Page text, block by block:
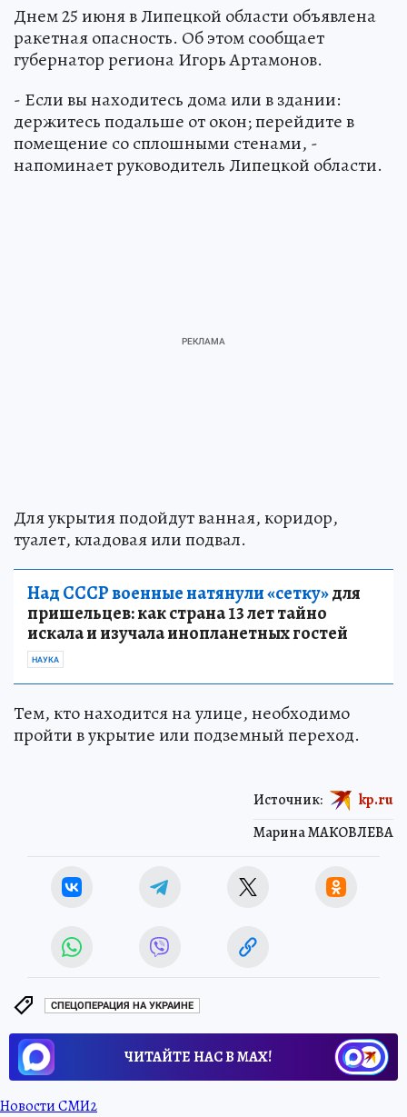
Днем 25 июня в Липецкой области объявлена
ракетная опасность. Об этом сообщает
губернатор региона Игорь Артамонов.
- Если вы находитесь дома или в здании:
держитесь подальше от окон; перейдите в
помещение со сплошными стенами, -
напоминает руководитель Липецкой области.
Для укрытия подойдут ванная, коридор,
туалет, кладовая или подвал.
Над СССР военные натянули «сетку»для
пришельцев: как страна 13 лет тайно
искала и изучала инопланетных гостей
НАУКА
Тем, кто находится на улице, необходимо
пройти в укрытие или подземный переход.
Марина МАКОВЛЕВА
Источник: kp.ru
СПЕЦОПЕРАЦИЯ НА УКРАИНЕ
ЧИТАЙТЕ НАС В МАХ!
Новости СМИ2